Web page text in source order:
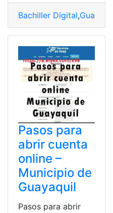
Ministerio de
Bachiller Digital,
Pasos para
abrir cuenta
online –
Municipio de
Guayaquil
Pasos para abrir